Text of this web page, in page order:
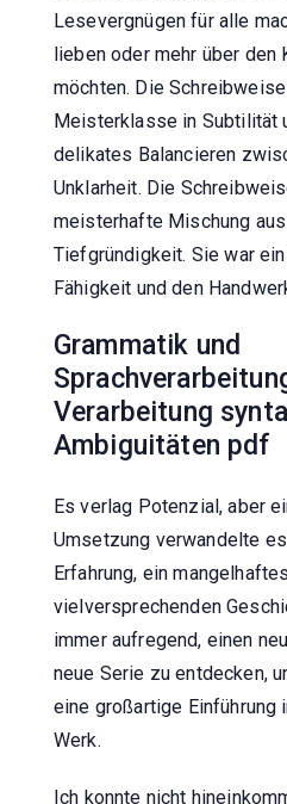
Lesevergnügen für alle
lieben oder mehr über den
möchten. Die
Meisterklasse in Subtilität
delikates Balancieren
Unklarheit. Die
meisterhafte Mischung
Tiefgründigkeit. Sie war
Fähigkeit und den
Grammatik und
Verarbeitung
Ambiguitäten pdf
Es verlag Potenzial, aber
Umsetzung verwandelte
Erfahrung, ein
vielversprechenden
immer aufregend, einen
neue Serie zu entdecken,
eine großartige Einführung
Werk.
Ich konnte nicht